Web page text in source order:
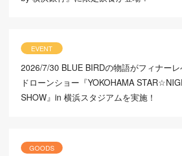
EVENT
2026/7/30 BLUE BIRDの物語がフィナー
ドローンショー『YOKOHAMA
SHOW』in 横浜スタジアムを実施！
GOODS